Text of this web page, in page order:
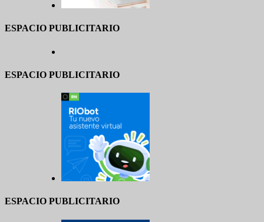
ESPACIO PUBLICITARIO
ESPACIO PUBLICITARIO
ESPACIO PUBLICITARIO